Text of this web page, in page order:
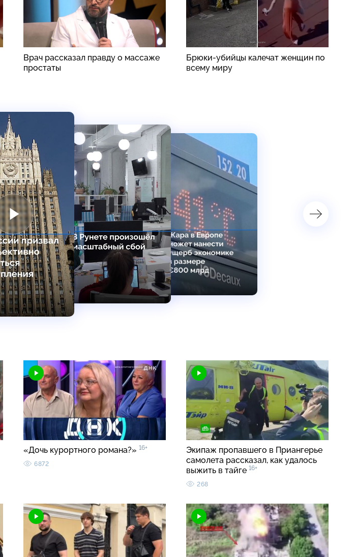
Врач рассказал правду о массаже
простаты
Брюки-убийцы калечат женщин по
всему миру
«Дочь курортного романа?» 16+
6872
Экипаж пропавшего в Приангерье
самолета рассказал, как удалось
выжить в тайге 16+
268